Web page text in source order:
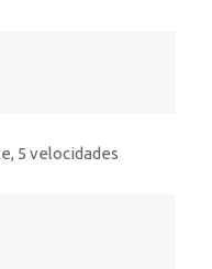
5 velocidades